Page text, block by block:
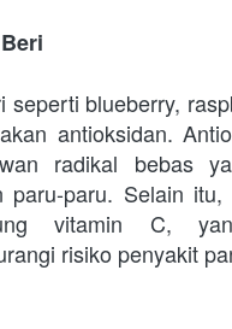
seperti blueberry,
antioksidan.
radikal bebas
paru-paru. Selain
vitamin C,
risiko penyakit